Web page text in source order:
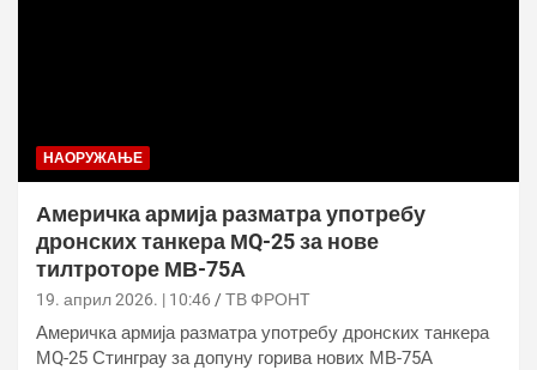
НАОРУЖАЊЕ
Америчка армија разматра употребу
дронских танкера МQ-25 за нове
тилтроторе МВ-75А
19. април 2026. | 10:46 ТВ ФРОНТ
Америчка армија разматра употребу дронских танкера
МQ-25 Стинграy за допуну горива нових МВ-75А